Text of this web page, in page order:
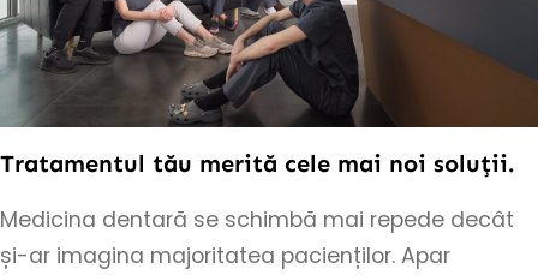
Tratamentul tău merită cele mai noi soluții.
Medicina dentară se schimbă mai repede decât
și-ar imagina majoritatea pacienților. Apar